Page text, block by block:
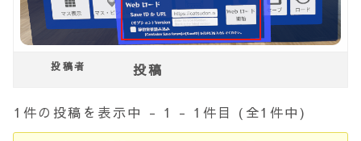
投稿者 投稿
1件の投稿を表示中 - 1 - 1件目 (全1件中)